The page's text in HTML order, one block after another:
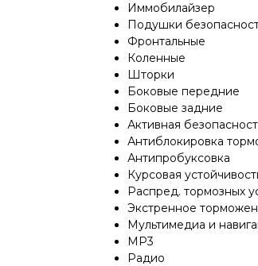
Иммобилайзер
Подушки
Фронтальные
Коленные
Шторки
Боковые передние
Боковые задние
Активная
Антиблокировка
Антипробуксовка
Курсовая
Распред. тормозных
Экстренное
Мультимедиа и
MP3
Радио